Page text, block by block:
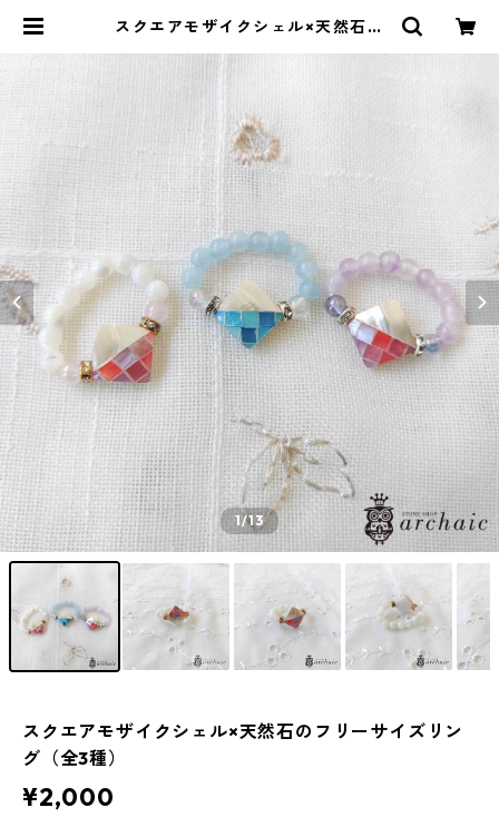
スクエアモザイクシェル×天然石の
1/13
スクエアモザイクシェル×天然石のフリーサイズリン
グ（全3種）
¥2,000